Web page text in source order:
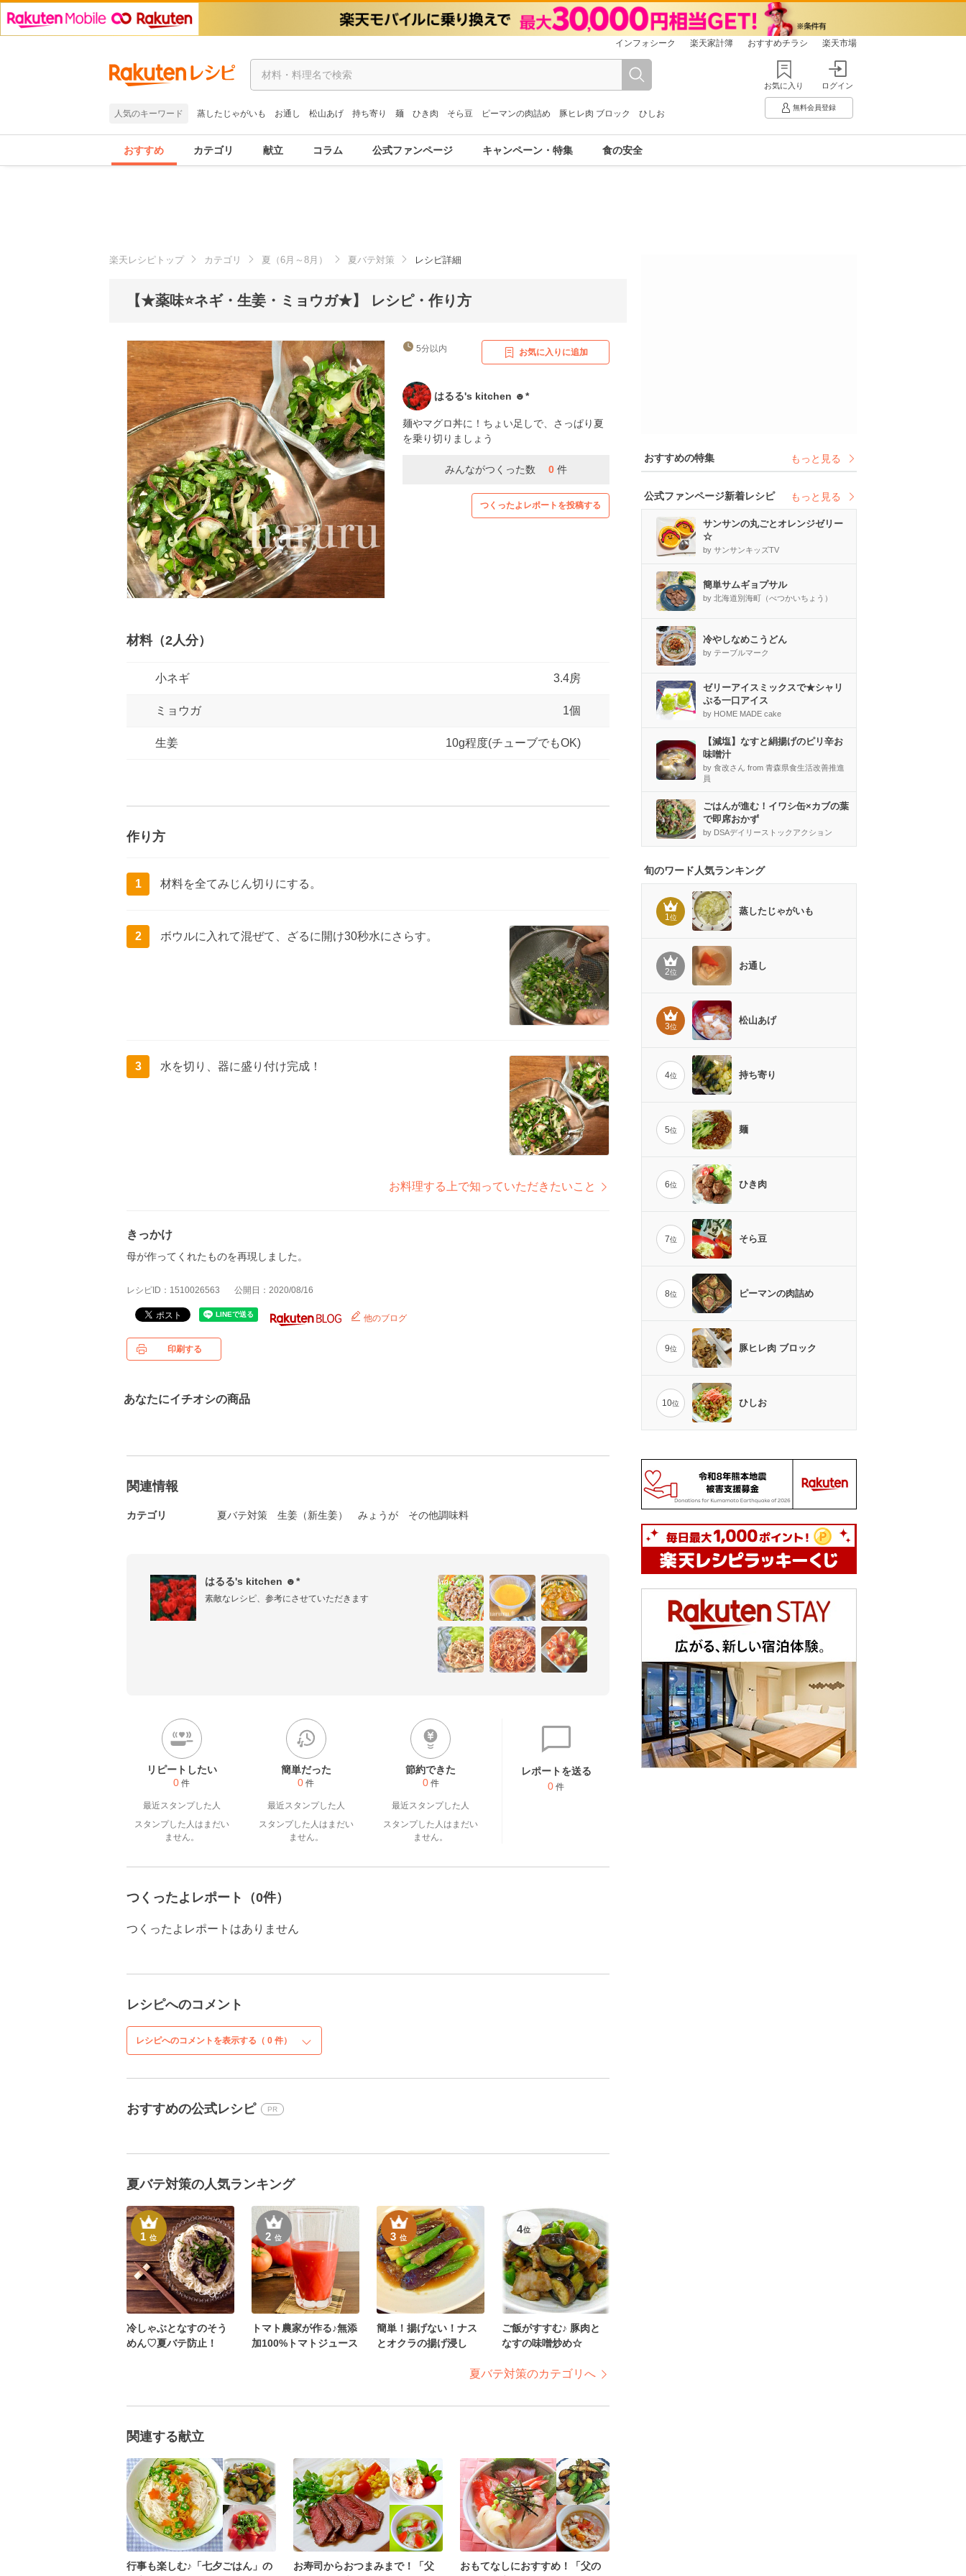
インフォシーク 楽天家計簿 おすすめチラシ 楽天市場
人気のキーワード 蒸したじゃがいも お通し 松山あげ 持ち寄り 麺 ひき肉 そら豆 ピーマンの肉詰め 豚ヒレ肉 ブロック ひしお
お気に入り ログイン
無料会員登録
おすすめ カテゴリ 献立 コラム 公式ファンページ キャンペーン・特集 食の安全
楽天レシピトップ カテゴリ 夏（6月～8月） 夏バテ対策 レシピ詳細
【★薬味⭐ネギ・生姜・ミョウガ★】 レシピ・作り方
5分以内 お気に入りに追加
はるる's kitchen ☻*
麺やマグロ丼に！ちょい足しで、さっぱり夏
を乗り切りましょう
みんながつくった数 0 件
つくったよレポートを投稿する
材料（2人分）
小ネギ 3.4房
ミョウガ 1個
生姜 10g程度(チューブでもOK)
作り方
1 材料を全てみじん切りにする。
2 ボウルに入れて混ぜて、ざるに開け30秒水にさらす。
3 水を切り、器に盛り付け完成！
お料理する上で知っていただきたいこと
きっかけ
母が作ってくれたものを再現しました。
レシピID：1510026563 公開日：2020/08/16
他のブログ
印刷する
あなたにイチオシの商品
関連情報
カテゴリ 夏バテ対策 生姜（新生姜） みょうが その他調味料
はるる's kitchen ☻*
素敵なレシピ、参考にさせていただきます
リピートしたい
0 件
最近スタンプした人
スタンプした人はまだい
ません。
簡単だった
0 件
最近スタンプした人
スタンプした人はまだい
ません。
節約できた
0 件
最近スタンプした人
スタンプした人はまだい
ません。
レポートを送る
0 件
つくったよレポート（0件）
つくったよレポートはありません
レシピへのコメント
レシピへのコメントを表示する（ 0 件）
おすすめの公式レシピ PR
夏バテ対策の人気ランキング
1位
冷しゃぶとなすのそう
めん♡夏バテ防止！
2位
トマト農家が作る♪無添
加100%トマトジュース
3位
簡単！揚げない！ナス
とオクラの揚げ浸し
4位
ご飯がすすむ♪ 豚肉と
なすの味噌炒め☆
夏バテ対策のカテゴリへ
関連する献立
行事も楽しむ♪「七夕ごはん」の
お寿司からおつまみまで！「父
おもてなしにおすすめ！「父の
おすすめの特集 もっと見る
公式ファンページ新着レシピ もっと見る
サンサンの丸ごとオレンジゼリー
☆
by サンサンキッズTV
簡単サムギョプサル
by 北海道別海町（べつかいちょう）
冷やしなめこうどん
by テーブルマーク
ゼリーアイスミックスで★シャリ
ぷる一口アイス
by HOME MADE cake
【減塩】なすと絹揚げのピリ辛お
味噌汁
by 食改さん from 青森県食生活改善推進
員
ごはんが進む！イワシ缶×カブの葉
で即席おかず
by DSAデイリーストックアクション
旬のワード人気ランキング
1位
蒸したじゃがいも
2位
お通し
3位
松山あげ
4位 持ち寄り
5位 麺
6位 ひき肉
7位 そら豆
8位 ピーマンの肉詰め
9位 豚ヒレ肉 ブロック
10位 ひしお